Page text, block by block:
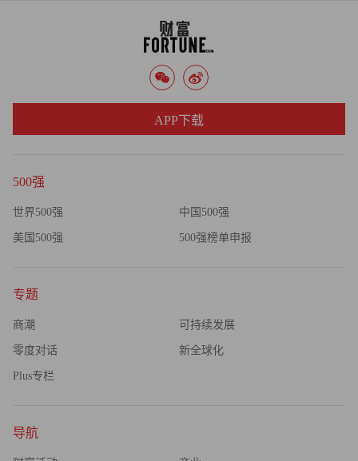
500强
世界500强 中国500强
美国500强 500强榜单申报
专题
商潮 可持续发展
零度对话 新全球化
Plus专栏
导航
APP下载